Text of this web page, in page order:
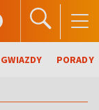
GWIAZDY PORADY